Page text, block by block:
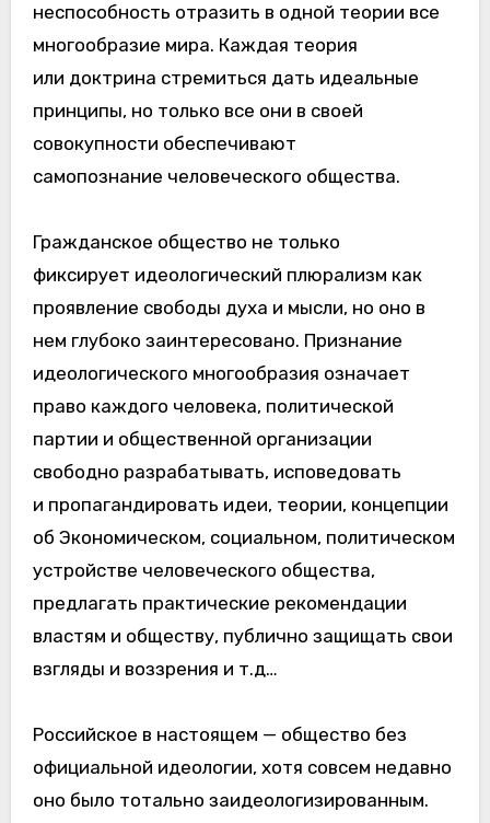
неспособность отразить в одной теории все
многообразие мира. Каждая теория
или доктрина стремиться дать идеальные
принципы, но только все они в своей
совокупности обеспечивают
самопознание человеческого общества.
Гражданское общество не только
фиксирует идеологический плюрализм как
проявление свободы духа и мысли, но оно в
нем глубоко заинтересовано. Признание
идеологического многообразия означает
право каждого человека, политической
партии и общественной организации
свободно разрабатывать, исповедовать
и пропагандировать идеи, теории, концепции
об Экономическом, социальном, политическом
устройстве человеческого общества,
предлагать практические рекомендации
властям и обществу, публично защищать свои
взгляды и воззрения и т.д…
Российское в настоящем — общество без
официальной идеологии, хотя совсем недавно
оно было тотально заидеологизированным.